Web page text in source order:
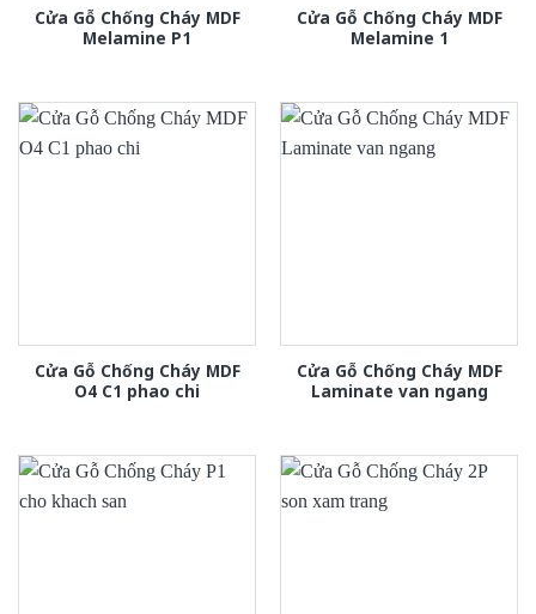
Cửa Gỗ Chống Cháy MDF
Melamine P1
Cửa Gỗ Chống Cháy MDF
Melamine 1
Cửa Gỗ Chống Cháy MDF
O4 C1 phao chi
Cửa Gỗ Chống Cháy MDF
Laminate van ngang